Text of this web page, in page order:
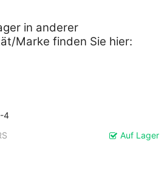
in anderer
Marke finden Sie hier:
4
Auf Lager